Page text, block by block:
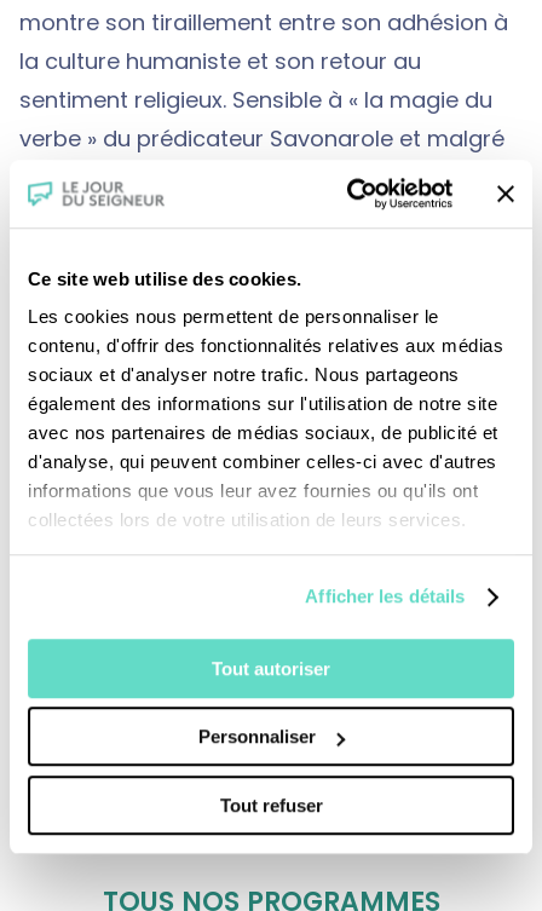
Ce site web utilise des cookies.
Les cookies nous permettent de personnaliser le
contenu, d'offrir des fonctionnalités relatives aux médias
sociaux et d'analyser notre trafic. Nous partageons
également des informations sur l'utilisation de notre site
avec nos partenaires de médias sociaux, de publicité et
d'analyse, qui peuvent combiner celles-ci avec d'autres
informations que vous leur avez fournies ou qu'ils ont
collectées lors de votre utilisation de leurs services.
Afficher les détails
Tout autoriser
Personnaliser
Tout refuser
montre son tiraillement entre son adhésion à
la culture humaniste et son retour au
sentiment religieux. Sensible à « la magie du
verbe » du prédicateur Savonarole et malgré
les bûchers des vanités qui ont brûlé ses
toiles, Botticelli abandonne son esthétisme. A
religieux voire mystique. A Florence, une
historienne de l’art, un peintre et un
dominicain croisent leur regard sur un homme
et une œuvre à redécouvrir.
Une production : CFRT/France2
Je fais un don
TOUS NOS PROGRAMMES